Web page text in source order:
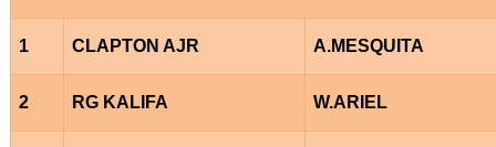
1 CLAPTON AJR A.MESQUITA
2 RG KALIFA W.ARIEL